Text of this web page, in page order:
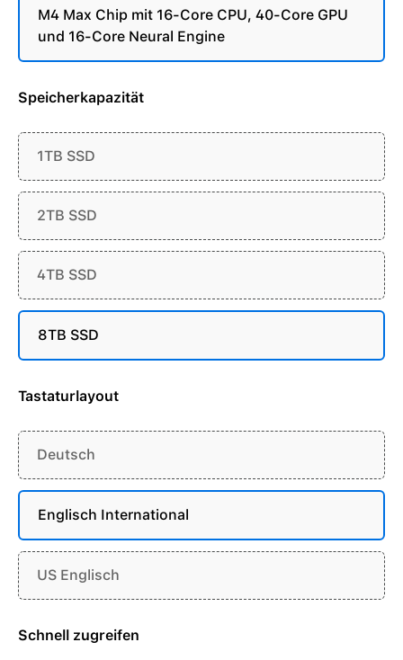
M4 Max Chip mit 16-Core CPU, 40-Core GPU
und 16-Core Neural Engine
Speicherkapazität
1TB SSD
2TB SSD
4TB SSD
8TB SSD
Tastaturlayout
Deutsch
Englisch International
US Englisch
Schnell zugreifen